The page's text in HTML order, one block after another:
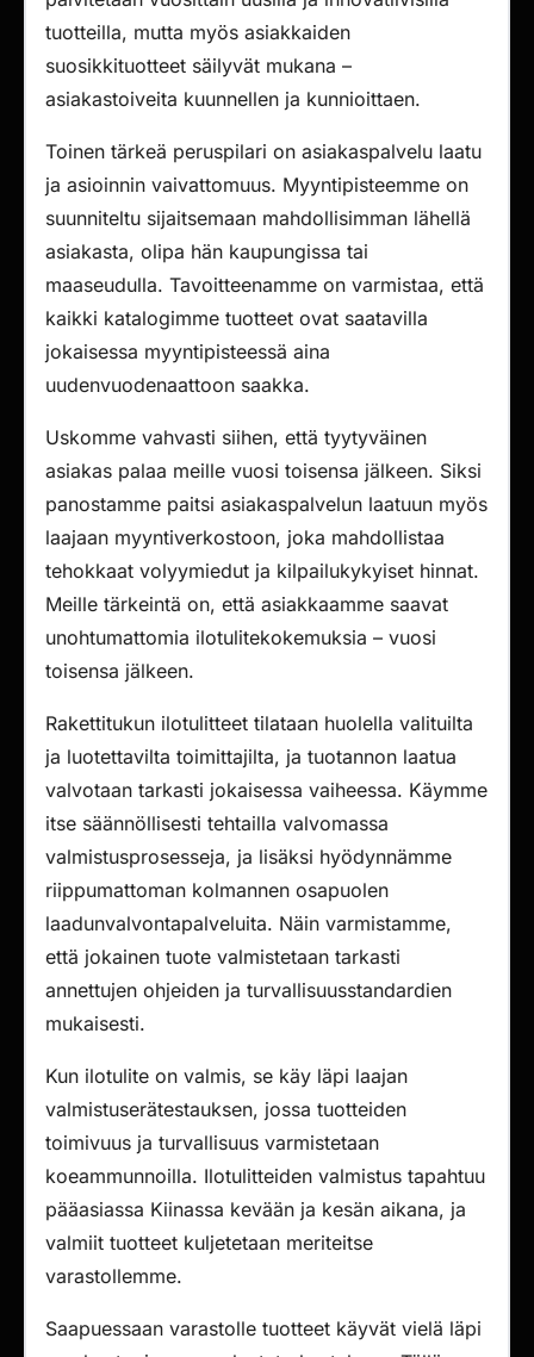
tuotteilla, mutta myös asiakkaiden
suosikkituotteet säilyvät mukana –
asiakastoiveita kuunnellen ja kunnioittaen.
Toinen tärkeä peruspilari on asiakaspalvelu laatu
ja asioinnin vaivattomuus. Myyntipisteemme on
suunniteltu sijaitsemaan mahdollisimman lähellä
asiakasta, olipa hän kaupungissa tai
maaseudulla. Tavoitteenamme on varmistaa, että
kaikki katalogimme tuotteet ovat saatavilla
jokaisessa myyntipisteessä aina
uudenvuodenaattoon saakka.
Uskomme vahvasti siihen, että tyytyväinen
asiakas palaa meille vuosi toisensa jälkeen. Siksi
panostamme paitsi asiakaspalvelun laatuun myös
laajaan myyntiverkostoon, joka mahdollistaa
tehokkaat volyymiedut ja kilpailukykyiset hinnat.
Meille tärkeintä on, että asiakkaamme saavat
unohtumattomia ilotulitekokemuksia – vuosi
toisensa jälkeen.
Rakettitukun ilotulitteet tilataan huolella valituilta
ja luotettavilta toimittajilta, ja tuotannon laatua
valvotaan tarkasti jokaisessa vaiheessa. Käymme
itse säännöllisesti tehtailla valvomassa
valmistusprosesseja, ja lisäksi hyödynnämme
riippumattoman kolmannen osapuolen
laadunvalvontapalveluita. Näin varmistamme,
että jokainen tuote valmistetaan tarkasti
annettujen ohjeiden ja turvallisuusstandardien
mukaisesti.
Kun ilotulite on valmis, se käy läpi laajan
valmistuserätestauksen, jossa tuotteiden
toimivuus ja turvallisuus varmistetaan
koeammunnoilla. Ilotulitteiden valmistus tapahtuu
pääasiassa Kiinassa kevään ja kesän aikana, ja
valmiit tuotteet kuljetetaan meriteitse
varastollemme.
Saapuessaan varastolle tuotteet käyvät vielä läpi